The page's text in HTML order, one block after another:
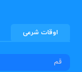
اوقات شرعی